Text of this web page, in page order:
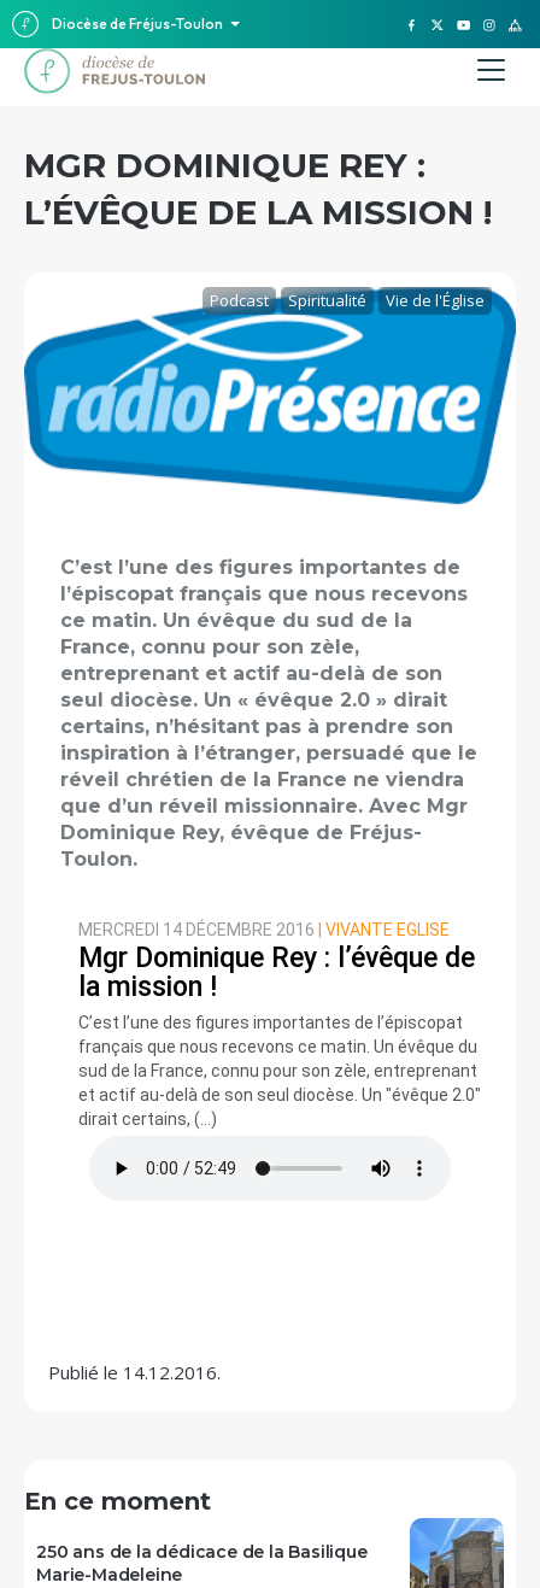
Diocèse de Fréjus-Toulon
MGR DOMINIQUE REY :
L’ÉVÊQUE DE LA MISSION !
Podcast Spiritualité Vie de l'Église
C’est l’une des figures importantes de
l’épiscopat français que nous recevons
ce matin. Un évêque du sud de la
France, connu pour son zèle,
entreprenant et actif au-delà de son
seul diocèse. Un « évêque 2.0 » dirait
certains, n’hésitant pas à prendre son
inspiration à l’étranger, persuadé que le
réveil chrétien de la France ne viendra
que d’un réveil missionnaire. Avec Mgr
Dominique Rey, évêque de Fréjus-
Toulon.
Publié le 14.12.2016.
En ce moment
250 ans de la dédicace de la Basilique
Marie-Madeleine